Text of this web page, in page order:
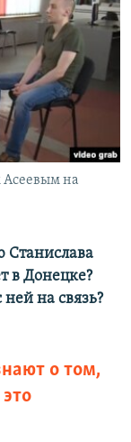
Асеевым на
Станислава
в Донецке?
на связь?
о том,